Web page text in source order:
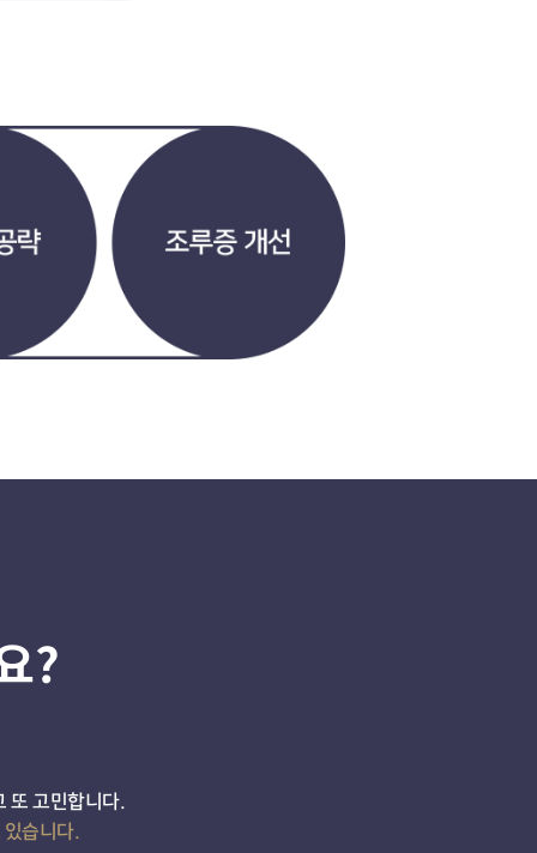
?
또 고민합니다.
습니다.